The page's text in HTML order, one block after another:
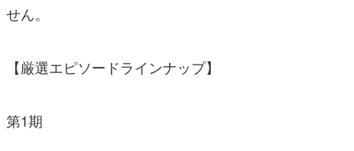
せん。
【厳選エピソードラインナップ】
第1期